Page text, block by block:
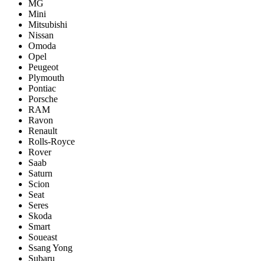
MG
Mini
Mitsubishi
Nissan
Omoda
Opel
Peugeot
Plymouth
Pontiac
Porsche
RAM
Ravon
Renault
Rolls-Royce
Rover
Saab
Saturn
Scion
Seat
Seres
Skoda
Smart
Soueast
Ssang Yong
Subaru